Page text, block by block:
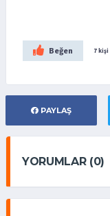
Beğen 7 kişi
PAYLAŞ
YORUMLAR (0)